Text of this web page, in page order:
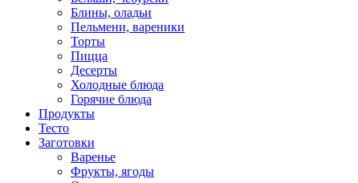
Блины, оладьи
Пельмени, вареники
Торты
Пицца
Десерты
Холодные блюда
Горячие блюда
Продукты
Тесто
Заготовки
Варенье
Фрукты, ягоды